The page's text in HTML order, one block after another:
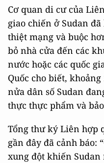
Cơ quan di cư của
giao chiến ở Sudan
thiệt mạng và buộc
bỏ nhà cửa đến các
nước hoặc các quốc
Quốc cho biết,
nửa dân số Sudan
thực thực phẩm và
Tổng thư ký Liên hợp
gần đây đã cảnh báo:
xung đột khiến Sudan